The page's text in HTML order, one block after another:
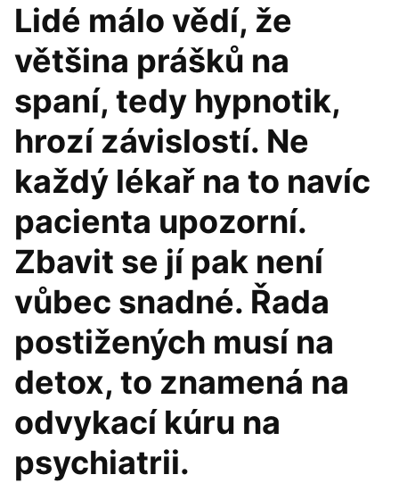
Lidé málo vědí, že
většina prášků na
spaní, tedy hypnotik,
hrozí závislostí. Ne
každý lékař na to navíc
pacienta upozorní.
Zbavit se jí pak není
vůbec snadné. Řada
postižených musí na
detox, to znamená na
odvykací kúru na
psychiatrii.